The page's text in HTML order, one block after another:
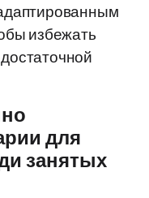
избежать
для
занятых